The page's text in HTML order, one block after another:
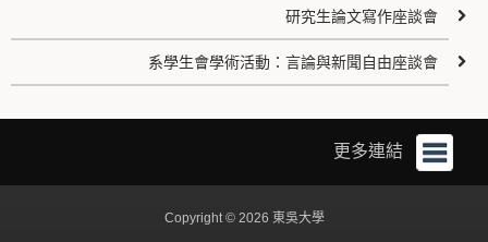
研究生論文寫作座談會
系學生會學術活動：言論與新聞自由座談會
更多連結
Copyright © 2026 東吳大學